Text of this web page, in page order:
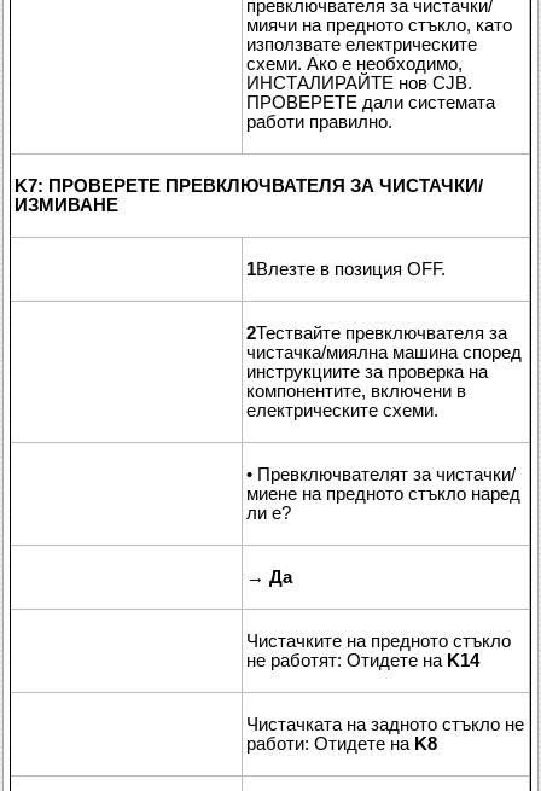
превключвателя за чистачки/
миячи на предното стъкло, като
използвате електрическите
схеми. Ако е необходимо,
ИНСТАЛИРАЙТЕ нов CJB.
ПРОВЕРЕТЕ дали системата
работи правилно.
K7: ПРОВЕРЕТЕ ПРЕВКЛЮЧВАТЕЛЯ ЗА ЧИСТАЧКИ/
ИЗМИВАНЕ
1Влезте в позиция OFF.
2Тествайте превключвателя за
чистачка/миялна машина според
инструкциите за проверка на
компонентите, включени в
електрическите схеми.
• Превключвателят за чистачки/
миене на предното стъкло наред
ли е?
→ Да
Чистачките на предното стъкло
не работят: Отидете на K14
Чистачката на задното стъкло не
работи: Отидете на K8